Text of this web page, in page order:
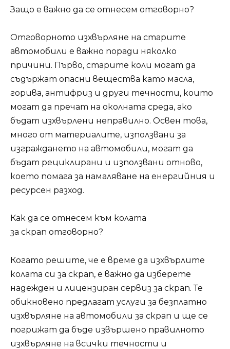
Защо е важно да се отнесем отговорно?
Отговорното изхвърляне на старите
автомобили е важно поради няколко
причини. Първо, старите коли могат да
съдържат опасни вещества като масла,
горива, антифриз и други течности, които
могат да пречат на околната среда, ако
бъдат изхвърлени неправилно. Освен това,
много от материалите, използвани за
изграждането на автомобили, могат да
бъдат рециклирани и използвани отново,
което помага за намаляване на енергийния и
ресурсен разход.
Как да се отнесем към колата
за скрап отговорно?
Когато решите, че е време да изхвърлите
колата си за скрап, е важно да изберете
надежден и лицензиран сервиз за скрап. Те
обикновено предлагат услуги за безплатно
изхвърляне на автомобили за скрап и ще се
погрижат да бъде извършено правилното
изхвърляне на всички течности и